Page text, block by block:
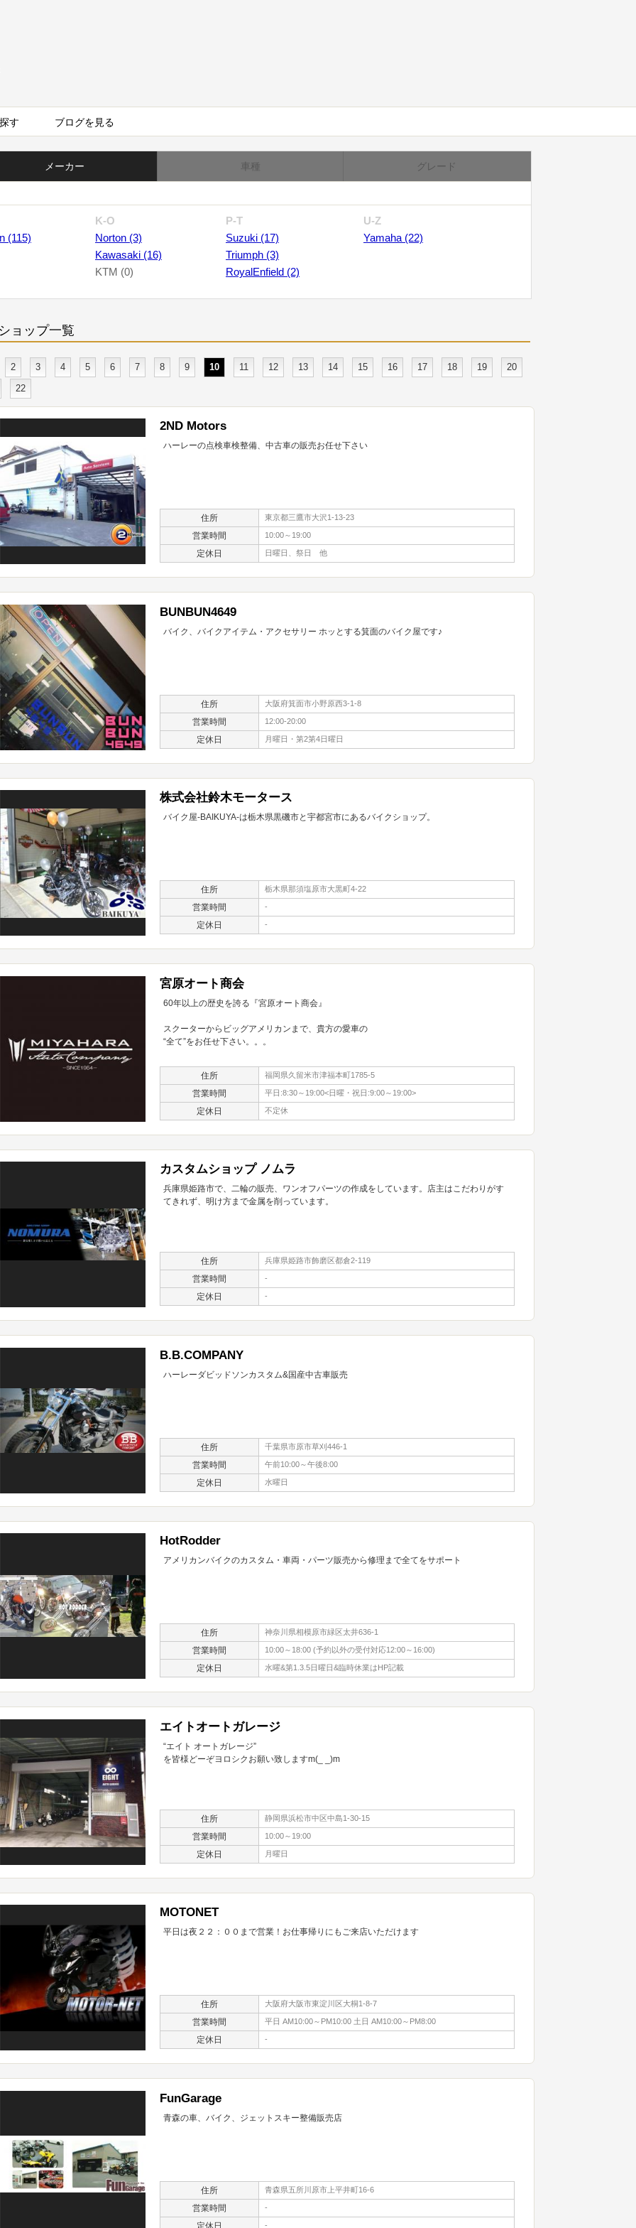
す ブログを見る
メーカー 車種 グレード
(115)
K-O
Norton (3)
Kawasaki (16)
KTM (0)
P-T
Suzuki (17)
Triumph (3)
RoyalEnfield (2)
U-Z
Yamaha (22)
ショップ一覧
2 3 4 5 6 7 8 9 10 11 12 13 14 15 16 17 18 19
20
22
2ND Motors
ハーレーの点検車検整備、中古車の販売お任せ下さい
住所 東京都三鷹市大沢1-13-23
営業時間 10:00～19:00
定休日 日曜日、祭日 他
BUNBUN4649
バイク、バイクアイテム・アクセサリー ホッとする箕面のバイク屋です♪
住所 大阪府箕面市小野原西3-1-8
営業時間 12:00-20:00
定休日 月曜日・第2第4日曜日
株式会社鈴木モータース
バイク屋-BAIKUYA-は栃木県黒磯市と宇都宮市にあるバイクショップ。
住所 栃木県那須塩原市大黒町4-22
営業時間 -
定休日 -
宮原オート商会
60年以上の歴史を誇る『宮原オート商会』
スクーターからビッグアメリカンまで、貴方の愛車の
“全て”をお任せ下さい。。。
住所 福岡県久留米市津福本町1785-5
営業時間 平日:8:30～19:00<日曜・祝日:9:00～19:00>
定休日 不定休
カスタムショップ ノムラ
兵庫県姫路市で、二輪の販売、ワンオフパーツの作成をしています。店主はこだわりがす
てきれず、明け方まで金属を削っています。
住所 兵庫県姫路市飾磨区都倉2-119
営業時間 -
定休日 -
B.B.COMPANY
ハーレーダビッドソンカスタム&国産中古車販売
住所 千葉県市原市草刈446-1
営業時間 午前10:00～午後8:00
定休日 水曜日
HotRodder
アメリカンバイクのカスタム・車両・パーツ販売から修理まで全てをサポート
住所 神奈川県相模原市緑区太井636-1
営業時間 10:00～18:00 (予約以外の受付対応12:00～16:00)
定休日 水曜&第1.3.5日曜日&臨時休業はHP記載
エイトオートガレージ
“エイト オートガレージ”
を皆様どーぞヨロシクお願い致しますm(_ _)m
住所 静岡県浜松市中区中島1-30-15
営業時間 10:00～19:00
定休日 月曜日
MOTONET
平日は夜２２：００まで営業！お仕事帰りにもご来店いただけます
住所 大阪府大阪市東淀川区大桐1-8-7
営業時間 平日 AM10:00～PM10:00 土日 AM10:00～PM8:00
定休日 -
FunGarage
青森の車、バイク、ジェットスキー整備販売店
住所 青森県五所川原市上平井町16-6
営業時間 -
定休日 -